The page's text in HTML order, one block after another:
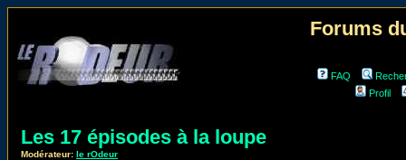
Forums
FAQ
Profil
Les 17 épisodes à la loupe
Modérateur: le rOdeur